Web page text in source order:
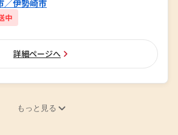
／伊勢崎市
中
詳細ページへ
もっと見る